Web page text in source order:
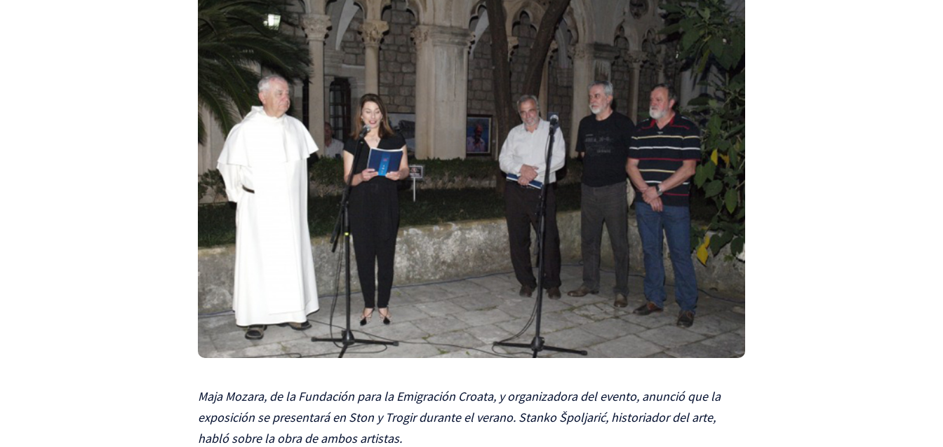
Maja Mozara, de la Fundación para la Emigración Croata, y organizadora del evento, anunció que la
exposición se presentará en Ston y Trogir durante el verano. Stanko Špoljarić, historiador del arte,
habló sobre la obra de ambos artistas.